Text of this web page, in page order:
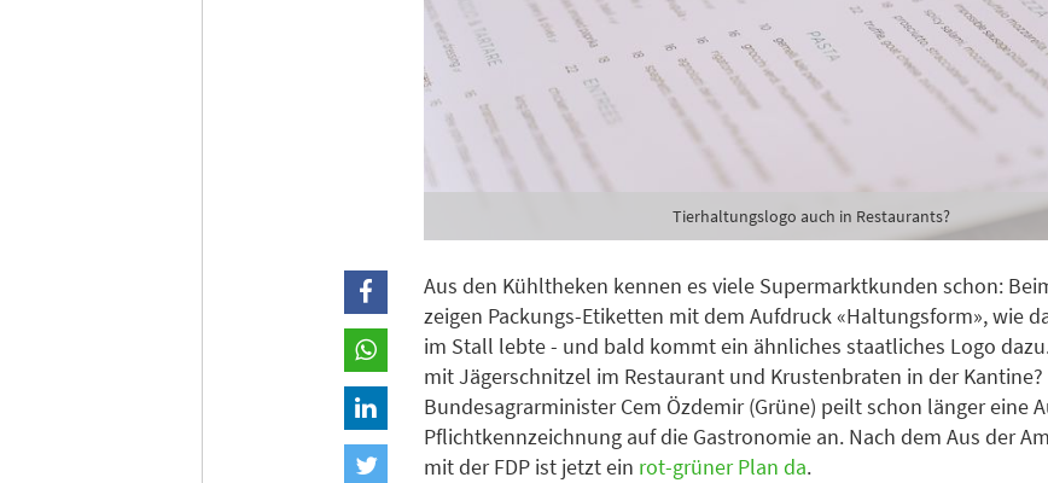
Tierhaltungslogo auch in Restaurants?
Aus den Kühltheken kennen es viele Supermarktkunden schon:
zeigen Packungs-Etiketten mit dem Aufdruck «Haltungsform», wie
im Stall lebte - und bald kommt ein ähnliches staatliches Logo
mit Jägerschnitzel im Restaurant und Krustenbraten in der Kantine?
Bundesagrarminister Cem Özdemir (Grüne) peilt schon länger eine
Pflichtkennzeichnung auf die Gastronomie an. Nach dem Aus der
mit der FDP ist jetzt ein rot-grüner Plan da.